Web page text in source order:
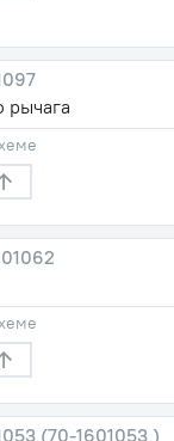
рычага
(70-1601053 )